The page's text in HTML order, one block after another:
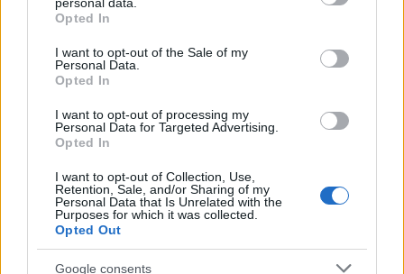
grant or deny consent to Google and its third-party tags to
use your data for below specified purposes in below Google
consent section.
Opted In
I want to opt-out of the Sale of my
Personal Data.
Opted In
I want to opt-out of processing my
Personal Data for Targeted Advertising.
Opted In
I want to opt-out of Collection, Use,
Retention, Sale, and/or Sharing of my
Personal Data that Is Unrelated with the
Purposes for which it was collected.
Opted Out
Google consents
Harmadikként a
szókimondó előadásuk erőt ad a közönségnek egy
jókora pogóhoz. Oldschool thrash metal stílusuk
nem csak a magyar közönséget szippantja be,
amerikaiak és szlovákok épp úgy rázzák a fejüket,
ahogy a helyiek. Leplezetlen szenvedélyüket
könnyedén ránk ragasztják. Az előadás éppúgy
magával ragad, mint egy forró nyári este, ahol
kiengedhetem a fáradt gőzt és tombolhatok minden